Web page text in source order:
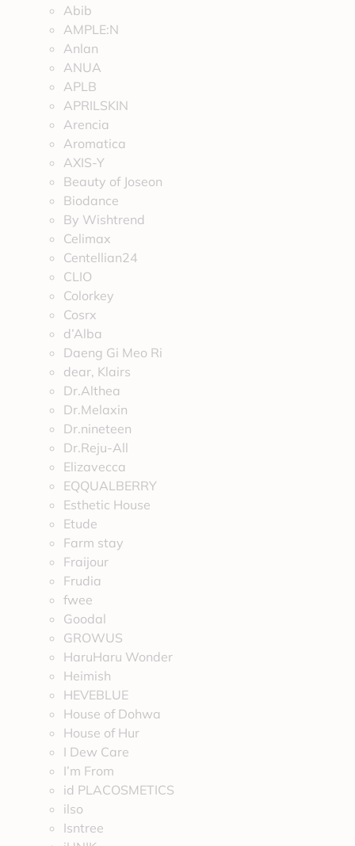
Abib
AMPLE:N
Anlan
ANUA
APLB
APRILSKIN
Arencia
Aromatica
AXIS-Y
Beauty of Joseon
Biodance
By Wishtrend
Celimax
Centellian24
CLIO
Colorkey
Cosrx
d’Alba
Daeng Gi Meo Ri
dear, Klairs
Dr.Althea
Dr.Melaxin
Dr.nineteen
Dr.Reju-All
Elizavecca
EQQUALBERRY
Esthetic House
Etude
Farm stay
Fraijour
Frudia
fwee
Goodal
GROWUS
HaruHaru Wonder
Heimish
HEVEBLUE
House of Dohwa
House of Hur
I Dew Care
I’m From
id PLACOSMETICS
ilso
Isntree